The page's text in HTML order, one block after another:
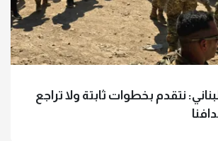
نتقدم بخطوات ثابتة ولا تراجع